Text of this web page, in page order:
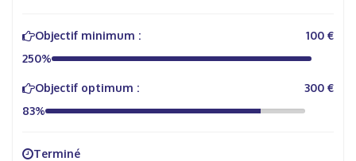
Objectif minimum :
100 €
250%
Objectif optimum :
300 €
83%
Terminé